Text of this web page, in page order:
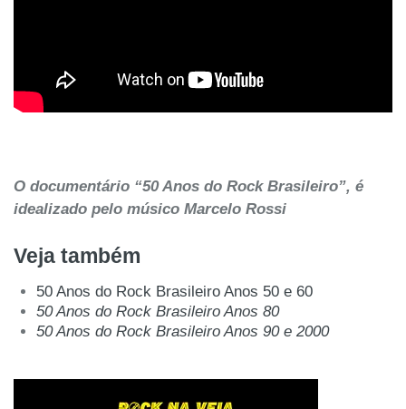
O documentário “50 Anos do Rock Brasileiro”, é
idealizado pelo músico Marcelo Rossi
Veja também
50 Anos do Rock Brasileiro Anos 50 e 60
50 Anos do Rock Brasileiro Anos 80
50 Anos do Rock Brasileiro Anos 90 e 2000